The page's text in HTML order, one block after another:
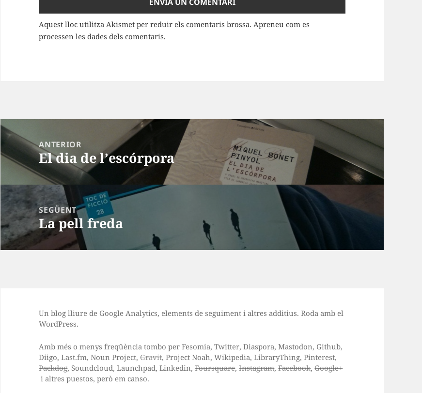
Aquest lloc utilitza Akismet per reduir els comentaris brossa.Apreneu com es
processen les dades dels comentaris.
Navegació
d'entradesANTERIOR
Entrada
anterior:
El dia de l’escórpora
SEGÜENT
Entrada
següent:
La pell freda
Un blog lliure de Google Analytics, elements de seguiment i altres additius. Roda amb el
WordPress.
Amb més o menys freqüència tombo perFesomia,Twitter,Diaspora,Mastodon, Github,
Diigo,Last.fm,Noun Project,Gravit,Project Noah,Wikipedia,LibraryThing,Pinterest,
Packdog,Soundcloud,Launchpad,Linkedin,Foursquare,Instagram,Facebook,Google+
i altres puestos, però em canso.